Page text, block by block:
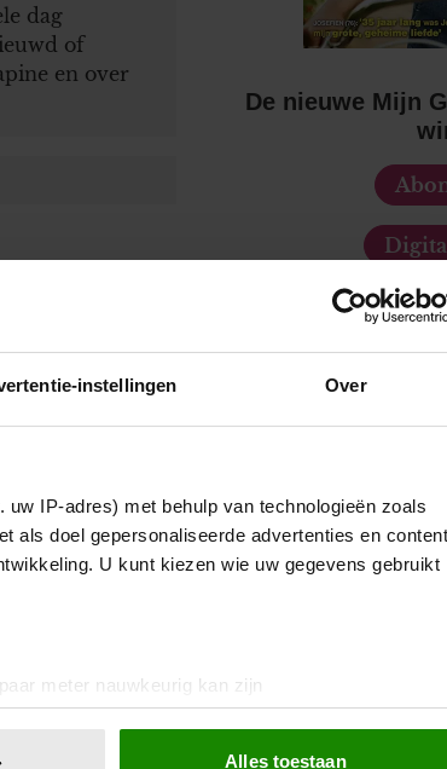
instellingen Over
IP-adres) met behulp van technologieën zoals
als doel gepersonaliseerde advertenties en
U kunt kiezen wie uw gegevens gebruikt
meter nauwkeurig kan zijn
eigenschappen (fingerprinting)
Alles toestaan
dag
of
en over
De nieuwe Mijn
Los